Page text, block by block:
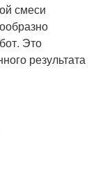
смеси
Это
результата